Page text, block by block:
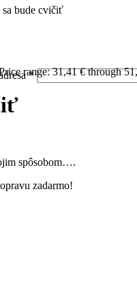
*
sa bude cvičiť
range: 31,41 € through
spôsobom….
zadarmo!